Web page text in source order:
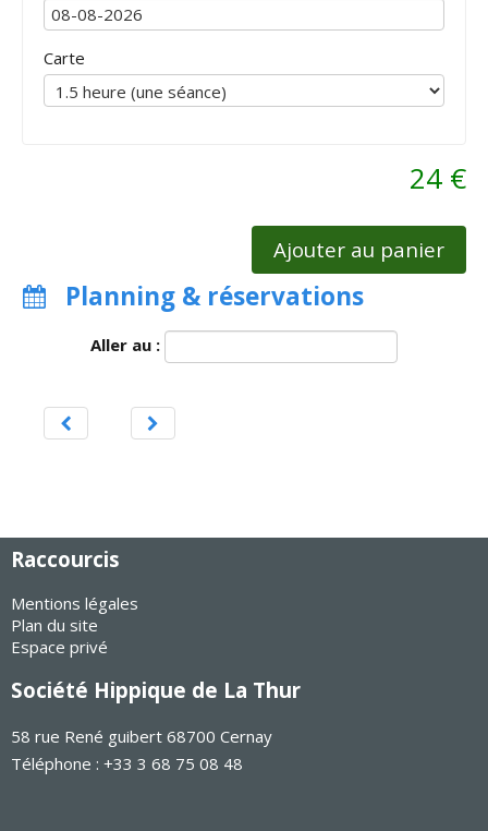
Carte
24 €
Ajouter au panier
Planning & réservations
Aller au :
Raccourcis
Mentions légales
Plan du site
Espace privé
Société Hippique de La Thur
58 rue René guibert 68700 Cernay
Téléphone : +33 3 68 75 08 48